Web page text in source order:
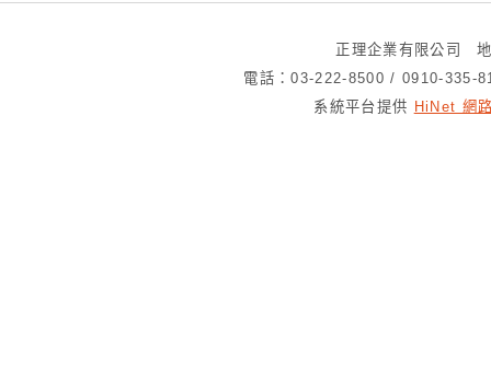
正理企業有限公司
電話：03-222-8500 / 0910-
系統平台提供 HiNet 網